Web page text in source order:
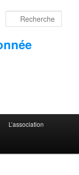
L’association